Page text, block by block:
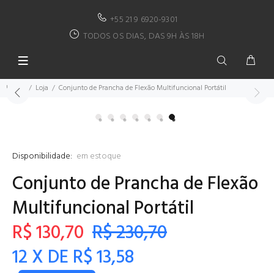
+55 21 9 6920-9301
TODOS OS DIAS, DAS 9H ÀS 18H
Home Loja Conjunto de Prancha de Flexão Multifuncional Portátil
Disponibilidade: em estoque
Conjunto de Prancha de Flexão
Multifuncional Portátil
R$ 130,70 R$ 230,70
12 X DE R$ 13,58